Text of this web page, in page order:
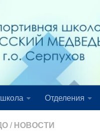
Отделения
/ НОВОСТИ